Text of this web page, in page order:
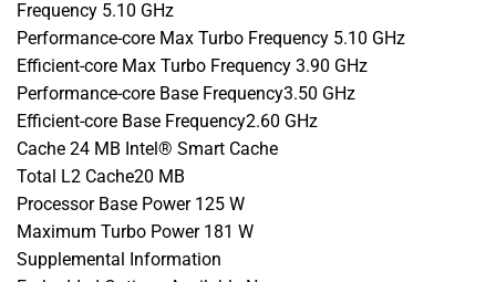
Frequency 5.10 GHz
Performance-core Max Turbo Frequency 5.10 GHz
Efficient-core Max Turbo Frequency 3.90 GHz
Performance-core Base Frequency3.50 GHz
Efficient-core Base Frequency2.60 GHz
Cache 24 MB Intel® Smart Cache
Total L2 Cache20 MB
Processor Base Power 125 W
Maximum Turbo Power 181 W
Supplemental Information